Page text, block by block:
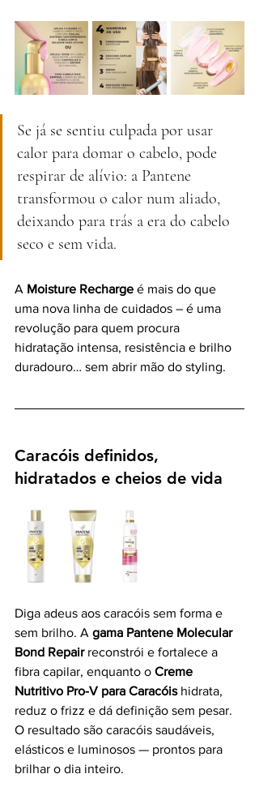
Se já se sentiu culpada por usar
calor para domar o cabelo, pode
respirar de alívio: a Pantene
transformou o calor num aliado,
deixando para trás a era do cabelo
seco e sem vida.
A Moisture Recharge é mais do que
uma nova linha de cuidados – é uma
revolução para quem procura
hidratação intensa, resistência e brilho
duradouro… sem abrir mão do styling.
Caracóis definidos,
hidratados e cheios de vida
Diga adeus aos caracóis sem forma e
sem brilho. A gama Pantene Molecular
Bond Repair reconstrói e fortalece a
fibra capilar, enquanto o Creme
Nutritivo Pro-V para Caracóis hidrata,
reduz o frizz e dá definição sem pesar.
O resultado são caracóis saudáveis,
elásticos e luminosos — prontos para
brilhar o dia inteiro.